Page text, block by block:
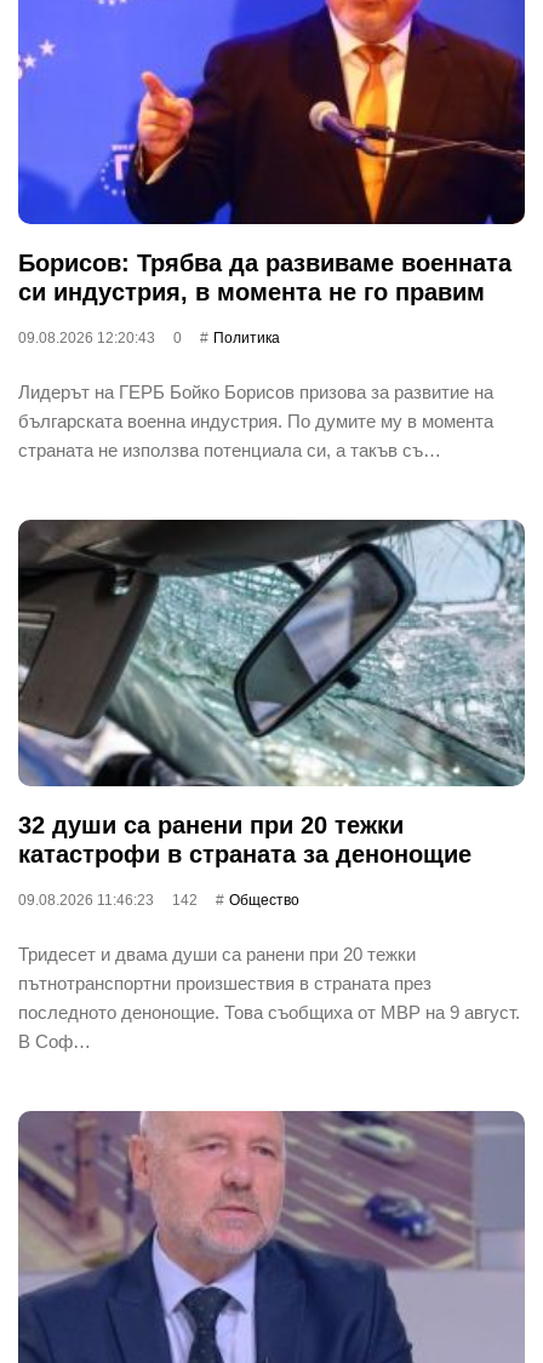
Борисов: Трябва да развиваме военната
си индустрия, в момента не го правим
09.08.2026 12:20:43 0 Политика
Лидерът на ГЕРБ Бойко Борисов призова за развитие на
българската военна индустрия. По думите му в момента
страната не използва потенциала си, а такъв съ…
32 души са ранени при 20 тежки
катастрофи в страната за денонощие
09.08.2026 11:46:23 142 Общество
Тридесет и двама души са ранени при 20 тежки
пътнотранспортни произшествия в страната през
последното денонощие. Това съобщиха от МВР на 9 август.
В Соф…